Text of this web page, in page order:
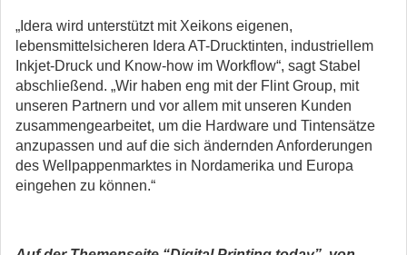
„Idera wird unterstützt mit Xeikons eigenen,
lebensmittelsicheren Idera AT-Drucktinten, industriellem
Inkjet-Druck und Know-how im Workflow“, sagt Stabel
abschließend. „Wir haben eng mit der Flint Group, mit
unseren Partnern und vor allem mit unseren Kunden
zusammengearbeitet, um die Hardware und Tintensätze
anzupassen und auf die sich ändernden Anforderungen
des Wellpappenmarktes in Nordamerika und Europa
eingehen zu können.“